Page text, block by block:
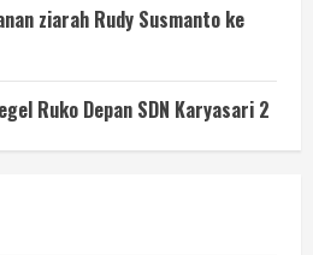
ziarah Rudy Susmanto ke
Ruko Depan SDN Karyasari 2